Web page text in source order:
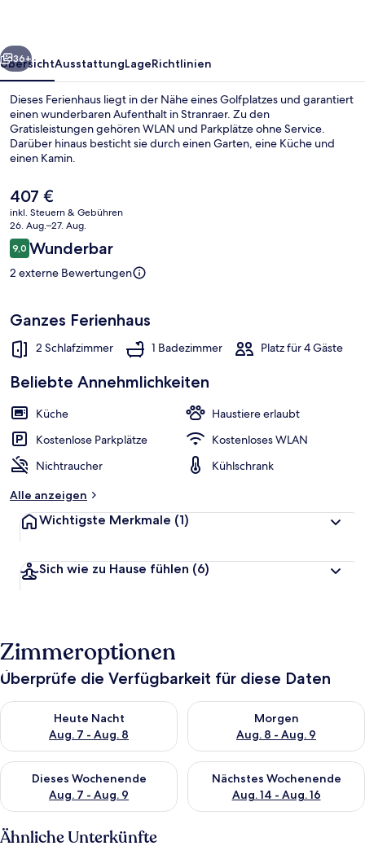
Weiter
36+
ÜbersichtAusstattungLageRichtlinien
Dieses Ferienhaus liegt in der Nähe eines Golfplatzes und garantiert
einen wunderbaren Aufenthalt in Stranraer. Zu den
Gratisleistungen gehören WLAN und Parkplätze ohne Service.
Darüber hinaus besticht sie durch einen Garten, eine Küche und
einen Kamin.
Der
aktuelle
Preis
beträgt
407 €.
407 €
inkl. Steuern & Gebühren
26. Aug.–27. Aug.
Bewertungen
9,09,0 von 10.
Wunderbar
2 externe Bewertungen
Ganzes Ferienhaus
2 Schlafzimmer 1 Badezimmer Platz für 4 Gäste
Beliebte Annehmlichkeiten
Küche
Haustiere erlaubt
Kostenlose Parkplätze
Kostenloses WLAN
Nichtraucher
Kühlschrank
Alle anzeigen
Wichtigste Merkmale (1)
Sich wie zu Hause fühlen (6)
Zimmeroptionen
Überprüfe die Verfügbarkeit für diese Daten
Heute Nacht
Aug. 7 - Aug. 8
Überprüfe die Verfügbarkeit für heute Nacht, Aug. 7 - Aug. 8.
Morgen
Aug. 8 - Aug. 9
Überprüfe die Verfügbarkeit
Dieses Wochenende
Aug. 7 - Aug. 9
Überprüfe die Verfügbarkeit für dieses Wochenende, Aug. 7
Nächstes Wochenende
Aug. 14 - Aug. 16
Überprüfe die Verfügbarkeit
Ähnliche Unterkünfte